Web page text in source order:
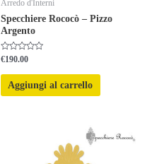
Arredo d'Interni
Specchiere Rococò – Pizzo
Argento
Valutato
su
€190.00
Aggiungi al carrello